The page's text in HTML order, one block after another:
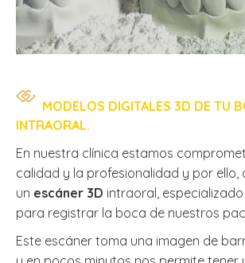
MODELOS DIGITALES 3D DE TU
INTRAORAL.
En nuestra clínica estamos
calidad y la profesionalidad y por ello,
un escáner 3D intraoral,
para registrar la boca de nuestros
Este escáner toma una imagen de